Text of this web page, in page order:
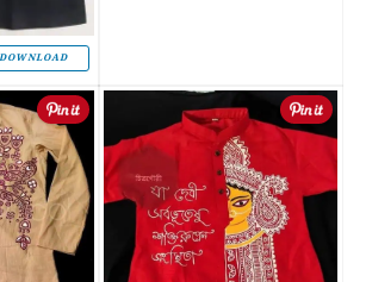
DOWNLOAD